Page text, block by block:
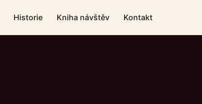
Historie Kniha návštěv Kontakt